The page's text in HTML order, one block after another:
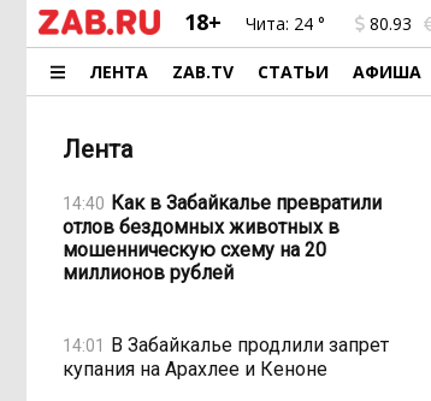
18+ Чита: 24 ° 80.93
ЛЕНТА ZAB.TV СТАТЬИ АФИША
Лента
14:40 Как в Забайкалье превратили
отлов бездомных животных в
мошенническую схему на 20
миллионов рублей
14:01 В Забайкалье продлили запрет
купания на Арахлее и Кеноне